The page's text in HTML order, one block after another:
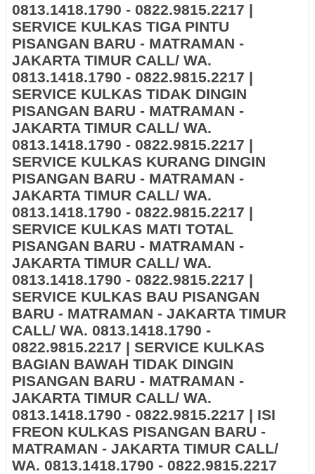
0813.1418.1790 - 0822.9815.2217 |
SERVICE KULKAS TIGA PINTU
PISANGAN BARU - MATRAMAN -
JAKARTA TIMUR CALL/ WA.
0813.1418.1790 - 0822.9815.2217 |
SERVICE KULKAS TIDAK DINGIN
PISANGAN BARU - MATRAMAN -
JAKARTA TIMUR CALL/ WA.
0813.1418.1790 - 0822.9815.2217 |
SERVICE KULKAS KURANG DINGIN
PISANGAN BARU - MATRAMAN -
JAKARTA TIMUR CALL/ WA.
0813.1418.1790 - 0822.9815.2217 |
SERVICE KULKAS MATI TOTAL
PISANGAN BARU - MATRAMAN -
JAKARTA TIMUR CALL/ WA.
0813.1418.1790 - 0822.9815.2217 |
SERVICE KULKAS BAU PISANGAN
BARU - MATRAMAN - JAKARTA TIMUR
CALL/ WA. 0813.1418.1790 -
0822.9815.2217 | SERVICE KULKAS
BAGIAN BAWAH TIDAK DINGIN
PISANGAN BARU - MATRAMAN -
JAKARTA TIMUR CALL/ WA.
0813.1418.1790 - 0822.9815.2217 | ISI
FREON KULKAS PISANGAN BARU -
MATRAMAN - JAKARTA TIMUR CALL/
WA. 0813.1418.1790 - 0822.9815.2217